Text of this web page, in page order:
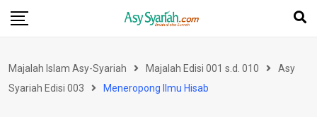
Skip
Majalah Islam Asy-Syariah Majalah Edisi 001 s.d. 010
Asy
Syariah Edisi 003
Meneropong Ilmu Hisab